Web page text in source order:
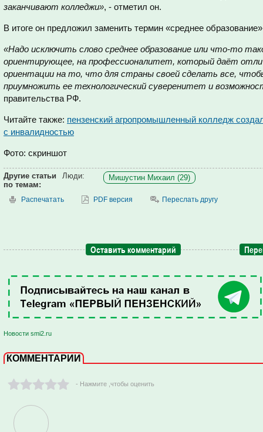
заканчивают колледжи», - отметил он.
В итоге он предложил заменить термин «среднее
«Надо исключить слово среднее образование или что-то
ориентирующее, на профессионалитет, который даёт
ориентации на то, что для страны своей сделать все,
приумножить ее технологический суверенитет и
правительства РФ.
Читайте также: пензенский агропромышленный колледж
с инвалидностью
Фото: скриншот
Другие статьи
по темам:
Люди: Мишустин Михаил (29)
Распечатать PDF версия Переслать другу
Оставить комментарий
Новости smi2.ru
КОММЕНТАРИИ
- Нажмите ,чтобы оценить